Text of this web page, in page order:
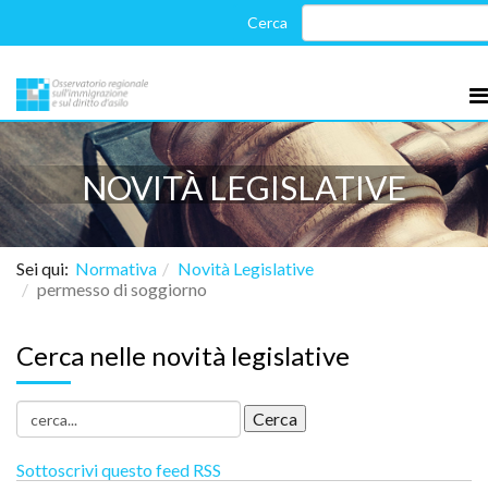
NOVITÀ LEGISLATIVE
Sei qui: Normativa
Novità Legislative
permesso di soggiorno
Cerca nelle novità legislative
Sottoscrivi questo feed RSS